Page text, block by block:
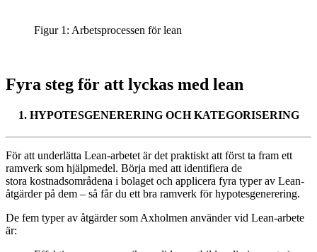
Figur 1: Arbetsprocessen för lean
Fyra steg för att lyckas med lean
1. HYPOTESGENERERING OCH KATEGORISERING
För att underlätta Lean-arbetet är det praktiskt att först ta fram ett
ramverk som hjälpmedel. Börja med att identifiera de
stora kostnadsområdena i bolaget och applicera fyra typer av Lean-
åtgärder på dem – så får du ett bra ramverk för hypotesgenerering.
De fem typer av åtgärder som Axholmen använder vid Lean-arbete
är: